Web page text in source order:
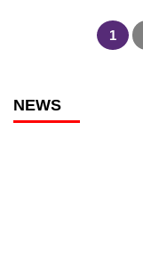
Paginasi
1
NEWS